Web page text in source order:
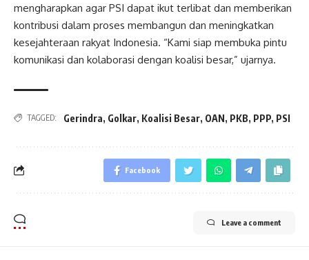
mengharapkan agar PSI dapat ikut terlibat dan memberikan
kontribusi dalam proses membangun dan meningkatkan
kesejahteraan rakyat Indonesia. “Kami siap membuka pintu
komunikasi dan kolaborasi dengan koalisi besar,” ujarnya.
TAGGED: Gerindra, Golkar, Koalisi Besar, OAN, PKB, PPP, PSI
Facebook
Leave a comment